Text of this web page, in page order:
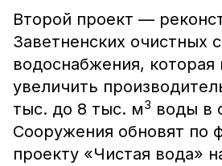
Второй проект —
Заветненских очистных
водоснабжения, которая
увеличить
тыс. до 8 тыс. м3 воды в
Сооружения обновят по
проекту «Чистая вода»